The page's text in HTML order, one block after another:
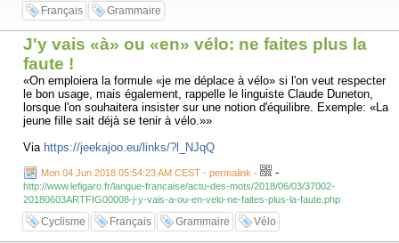
Français Grammaire
J'y vais «à» ou «en» vélo: ne faites plus la
faute !
«On emploiera la formule «je me déplace à vélo» si l'on veut respecter
le bon usage, mais également, rappelle le linguiste Claude Duneton,
lorsque l'on souhaitera insister sur une notion d'équilibre. Exemple: «La
jeune fille sait déjà se tenir à vélo.»»
Via https://jeekajoo.eu/links/?l_NJqQ
Mon 04 Jun 2018 05:54:23 AM CEST - permalink - -
http://www.lefigaro.fr/langue-francaise/actu-des-mots/2018/06/03/37002-
20180603ARTFIG00008-j-y-vais-a-ou-en-velo-ne-faites-plus-la-faute.php
Cyclisme Français Grammaire Vélo